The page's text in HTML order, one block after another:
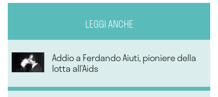
LEGGI ANCHE
Addio a Ferdando Aiuti, pioniere della
lotta all’Aids